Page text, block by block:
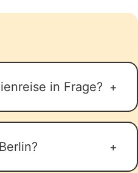
in Frage?
Unterkunftsarten
Vorlieben der
es sich um